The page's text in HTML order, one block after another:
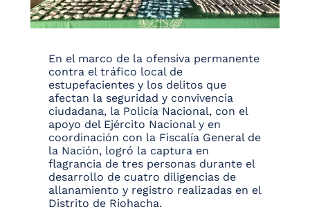
En el marco de la ofensiva permanente
contra el tráfico local de
estupefacientes y los delitos que
afectan la seguridad y convivencia
ciudadana, la Policía Nacional, con el
apoyo del Ejército Nacional y en
coordinación con la Fiscalía General de
la Nación, logró la captura en
flagrancia de tres personas durante el
desarrollo de cuatro diligencias de
allanamiento y registro realizadas en el
Distrito de Riohacha.